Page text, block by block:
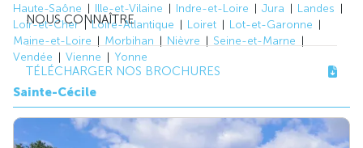
NOUS CONNAÎTRE
TÉLÉCHARGER NOS BROCHURES
Haute-Saône
Ille-et-Vilaine Indre-et-Loire Jura
Landes
Loir-et-Cher
Loire-Atlantique Loiret
Lot-et-Garonne
Maine-et-Loire
Morbihan Nièvre
Seine-et-Marne
Vendée
Vienne Yonne
Sainte-Cécile